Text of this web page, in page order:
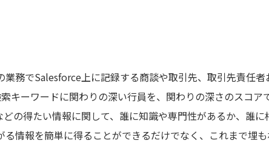
業務でSalesforce上に記録する商談や取引先、取引先責任
キーワードに関わりの深い行員を、関わりの深さのスコア
の得たい情報に関して、誰に知識や専門性があるか、誰
る情報を簡単に得ることができるだけでなく、これまで埋